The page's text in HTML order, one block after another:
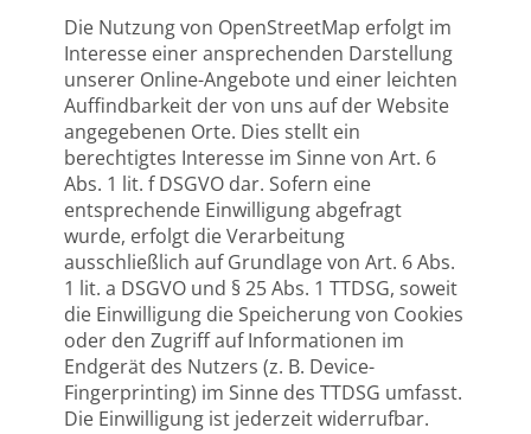
Die Nutzung von OpenStreetMap erfolgt im
Interesse einer ansprechenden Darstellung
unserer Online-Angebote und einer leichten
Auffindbarkeit der von uns auf der Website
angegebenen Orte. Dies stellt ein
berechtigtes Interesse im Sinne von Art. 6
Abs. 1 lit. f DSGVO dar. Sofern eine
entsprechende Einwilligung abgefragt
wurde, erfolgt die Verarbeitung
ausschließlich auf Grundlage von Art. 6 Abs.
1 lit. a DSGVO und § 25 Abs. 1 TTDSG, soweit
die Einwilligung die Speicherung von Cookies
oder den Zugriff auf Informationen im
Endgerät des Nutzers (z. B. Device-
Fingerprinting) im Sinne des TTDSG umfasst.
Die Einwilligung ist jederzeit widerrufbar.